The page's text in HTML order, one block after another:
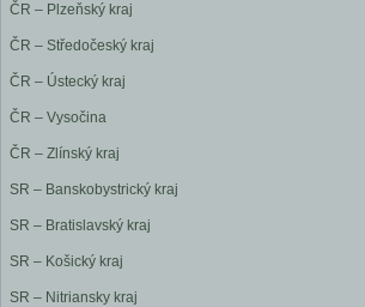
ČR – Plzeňský kraj
ČR – Středočeský kraj
ČR – Ústecký kraj
ČR – Vysočina
ČR – Zlínský kraj
SR – Banskobystrický kraj
SR – Bratislavský kraj
SR – Košický kraj
SR – Nitriansky kraj